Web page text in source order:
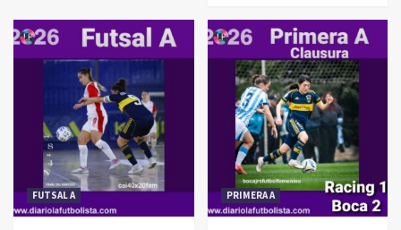
FUTSAL A PRIMERA A